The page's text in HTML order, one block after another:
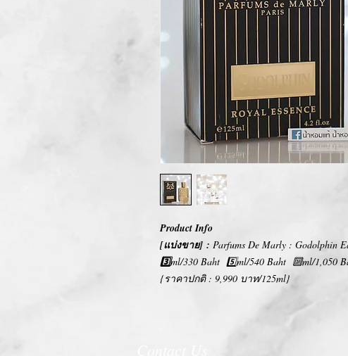
Product Info
[แบ่งขาย] : Parfums De Marly : Godolphin
3️⃣ml/330 Baht 5️⃣ml/540 Baht 🔟ml/1,050
{ราคาปกติ : 9,990 บาท/125ml}